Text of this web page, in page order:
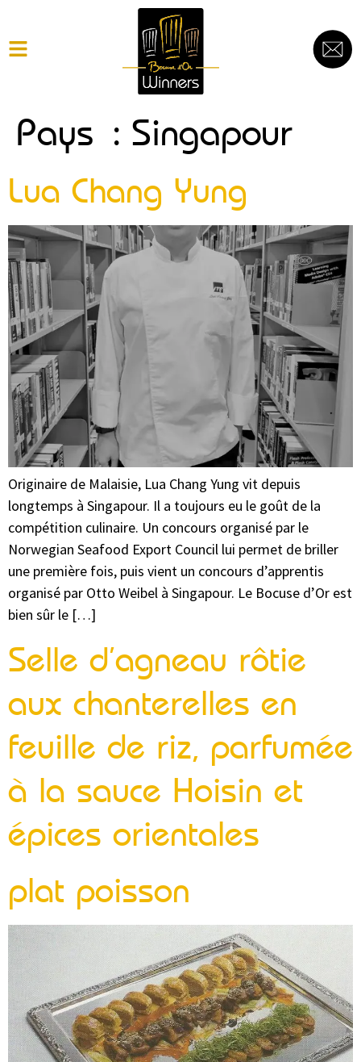
Pays : Singapour
Lua Chang Yung
Originaire de Malaisie, Lua Chang Yung vit depuis
longtemps à Singapour. Il a toujours eu le goût de la
compétition culinaire. Un concours organisé par le
Norwegian Seafood Export Council lui permet de briller
une première fois, puis vient un concours d’apprentis
organisé par Otto Weibel à Singapour. Le Bocuse d’Or est
bien sûr le […]
Selle d’agneau rôtie
aux chanterelles en
feuille de riz, parfumée
à la sauce Hoisin et
épices orientales
plat poisson